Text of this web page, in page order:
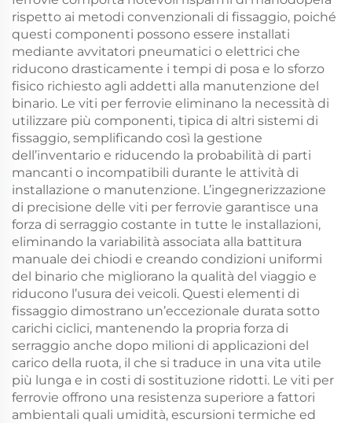
rispetto ai metodi convenzionali di fissaggio, poiché
questi componenti possono essere installati
mediante avvitatori pneumatici o elettrici che
riducono drasticamente i tempi di posa e lo sforzo
fisico richiesto agli addetti alla manutenzione del
binario. Le viti per ferrovie eliminano la necessità di
utilizzare più componenti, tipica di altri sistemi di
fissaggio, semplificando così la gestione
dell’inventario e riducendo la probabilità di parti
mancanti o incompatibili durante le attività di
installazione o manutenzione. L’ingegnerizzazione
di precisione delle viti per ferrovie garantisce una
forza di serraggio costante in tutte le installazioni,
eliminando la variabilità associata alla battitura
manuale dei chiodi e creando condizioni uniformi
del binario che migliorano la qualità del viaggio e
riducono l’usura dei veicoli. Questi elementi di
fissaggio dimostrano un’eccezionale durata sotto
carichi ciclici, mantenendo la propria forza di
serraggio anche dopo milioni di applicazioni del
carico della ruota, il che si traduce in una vita utile
più lunga e in costi di sostituzione ridotti. Le viti per
ferrovie offrono una resistenza superiore a fattori
ambientali quali umidità, escursioni termiche ed